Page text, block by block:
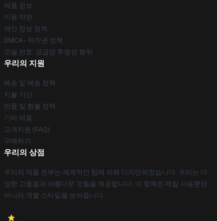
제품 정보
이용 약관
개인 정보 정책
DMCA - 저작권 정책
모델 번호: 공급망 투명성 행위
우리의 지원
배송 및 배송 정책
지불 기간
반품 및 환불 정책
기타 제품
고객지원 (FAQ)
구매하기
우리의 상점
우리의 제품 전부는 세계적인 팀에 의해 디자인되었습니다. 우리는 다
양한 고품질과 아름다운 것들을 제공합니다. 이 항목은 매일 사용뿐만
아니라 개별 스타일을 보여줍니다.